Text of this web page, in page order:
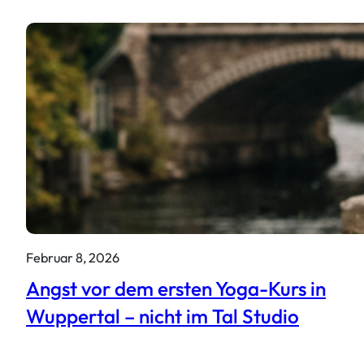
Februar 8, 2026
Angst vor dem ersten Yoga-Kurs in
Wuppertal – nicht im Tal Studio